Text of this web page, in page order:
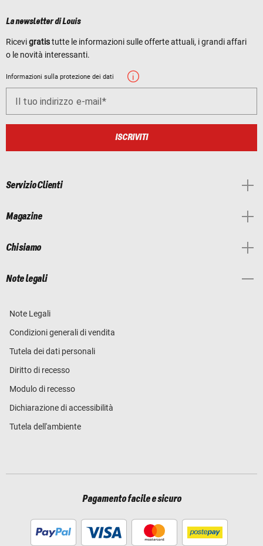
La newsletter di Louis
Ricevigratistutte le informazioni sulle offerte attuali, i grandi affari
o le novità interessanti.
Informazioni sulla protezione dei dati
Il tuo indirizzo e-mail
ISCRIVITI
Servizio Clienti
Magazine
Chi siamo
Note legali
Note Legali
Condizioni generali di vendita
Tutela dei dati personali
Diritto di recesso
Modulo di recesso
Dichiarazione di accessibilità
Tutela dell'ambiente
Pagamento facile e sicuro